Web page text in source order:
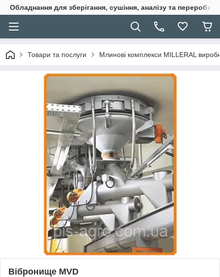
Обладнання для зберігання, сушіння, аналізу та переробки
Товари та послуги Млинові комплекси MILLERAL
Вібронище MVD